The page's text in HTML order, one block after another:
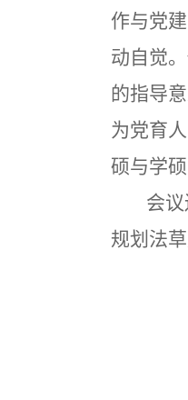
作与党
动自觉。
的指导
为党育
硕与学
会
规划法